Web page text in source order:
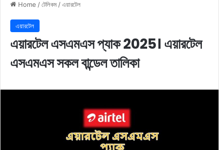
Home /টেলিকম /এয়ারটেল
এয়ারটেল
এয়ারটেল এসএমএস প্যাক 2025। এয়ারটেল
এসএমএস সকল বান্ডেল তালিকা